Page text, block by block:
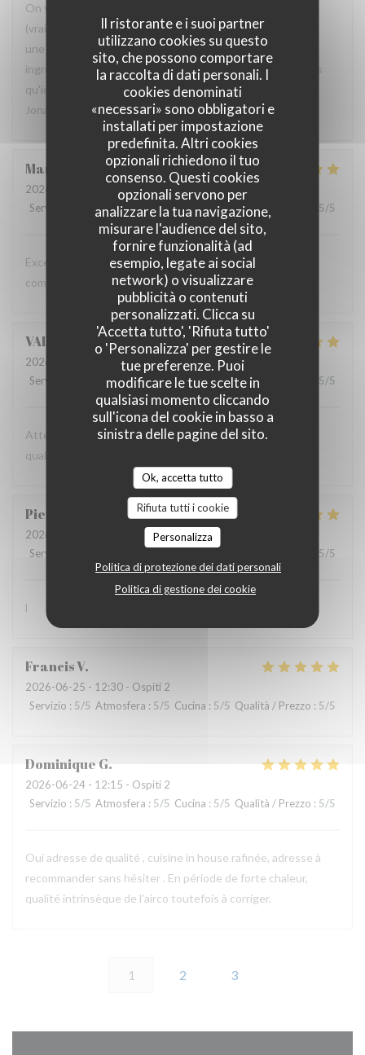
Il ristorante e i suoi partner
utilizzano cookies su questo
sito, che possono comportare
la raccolta di dati personali. I
cookies denominati
«necessari» sono obbligatori e
installati per impostazione
predefinita. Altri cookies
opzionali richiedono il tuo
consenso. Questi cookies
opzionali servono per
analizzare la tua navigazione,
misurare l'audience del sito,
fornire funzionalità (ad
esempio, legate ai social
network) o visualizzare
pubblicità o contenuti
personalizzati. Clicca su
'Accetta tutto', 'Rifiuta tutto'
o 'Personalizza' per gestire le
tue preferenze. Puoi
modificare le tue scelte in
qualsiasi momento cliccando
sull'icona del cookie in basso a
sinistra delle pagine del sito.
Ok, accetta tutto
Rifiuta tutti i cookie
Personalizza
Politica di protezione dei dati personali
Politica di gestione dei cookie
On vient depuis 8 ans, depuis l'ouverture et c'est toujours
(vraiment toujours) une très belle soirée, très bien reçu et
une qualité imparable dans l'assiette. Ici j'ose prendre des
ingrédients qui normalement ne me plaisent pas, car je sais
qu'ici, ils seront magnifiquement préparé. Merci Pierre et
Jonathan (et toute l'équipe) !
Marta
2026-07-16
- 19:30 - Ospiti 2
Servizio
Atmosfera: 5 /5 Cucina: 5/5 Qualità / Prezzo 5/5
Excellent food and a relaxed atmosphere - we will keep
coming back!
VALENTIN C
2026-07-09
- 12:30 - Ospiti 2
Servizio
Atmosfera:5/5 Cucina: 5/5 Qualità / Prezzo 5/5
Attention professionnelle, gastronomie de très bonne
qualité, prix modéré.
Pierre
2026-07-01
- 12:15 - Ospiti 3
Servizio
5/5
l
FrancisV
2026-06-25 - 12:30 - Ospiti 2
Servizio : 5/5 Atmosfera : 5/5 Cucina : 5/5 Qualità / Prezzo : 5/5
Dominique G
2026-06-24 - 12:15 - Ospiti 2
Servizio : 5/5 Atmosfera : 5/5 Cucina : 5/5 Qualità / Prezzo : 5/5
Oui adresse de qualité , cuisine in house rafinée, adresse à
recommander sans hésiter . En période de forte chaleur,
qualité intrinsèque de l'airco toutefois à corriger.
1 2 3